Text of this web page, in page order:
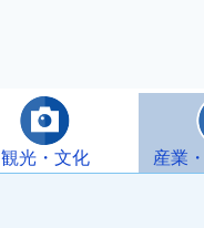
観光・文化 産業